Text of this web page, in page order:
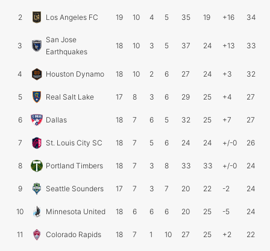
2 Los Angeles FC 19 10 4 5 35 19 +16 34
3
San Jose
Earthquakes
18 10 3 5 37 24 +13 33
4 Houston Dynamo 18 10 2 6 27 24 +3 32
5 Real Salt Lake 17 8 3 6 29 25 +4 27
6 Dallas 18 7 6 5 32 25 +7 27
7 St. Louis City SC 18 7 5 6 24 24 +/-0 26
8 Portland Timbers 18 7 3 8 33 33 +/-0 24
9 Seattle Sounders 17 7 3 7 20 22 -2 24
10 Minnesota United 18 6 6 6 20 25 -5 24
11 Colorado Rapids 18 7 1 10 27 25 +2 22